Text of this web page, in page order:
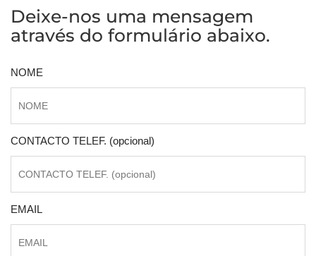
Deixe-nos uma mensagem
através do formulário abaixo.
NOME
CONTACTO TELEF. (opcional)
EMAIL